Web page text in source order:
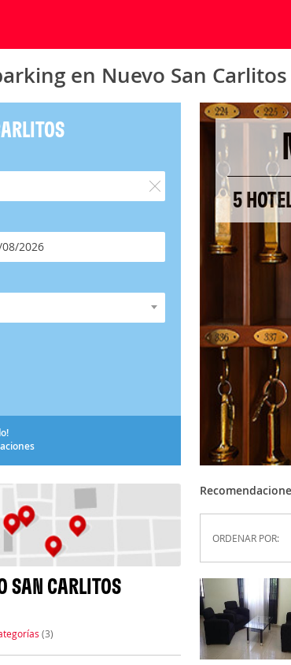
en Nuevo San Carlitos
SAN CARLITOS
(3)
5
ORDENAR POR: